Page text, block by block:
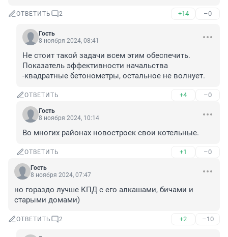
ОТВЕТИТЬ 2 +14 –0
Гость
8 ноября 2024, 08:41
Не стоит такой задачи всем этим обеспечить.
Показатель эффективности начальства
-квадратные бетонометры, остальное не волнует.
ОТВЕТИТЬ +4 –0
Гость
8 ноября 2024, 10:14
Во многих районах новостроек свои котельные.
ОТВЕТИТЬ +1 –0
Гость
8 ноября 2024, 07:47
но гораздо лучше КПД с его алкашами, бичами и
старыми домами)
ОТВЕТИТЬ 2 +2 –10